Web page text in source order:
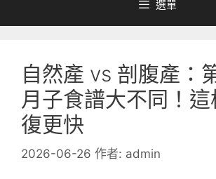
選單
自然產 vs 剖腹產：
月子食譜大不同！
復更快
2026-06-26 作者: admin